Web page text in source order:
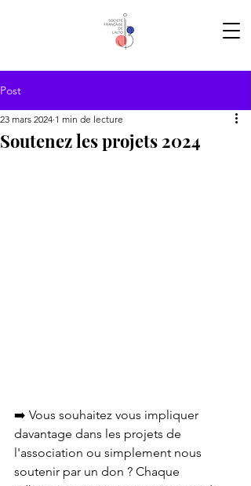
Post
Soutenez les projets 2024
23 mars 2024 1 min de lecture
➡️ Vous souhaitez vous impliquer
davantage dans les projets de
l'association ou simplement nous
soutenir par un don ? Chaque